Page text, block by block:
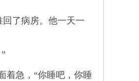
了病房。他一天一
着急，“你睡吧，你睡